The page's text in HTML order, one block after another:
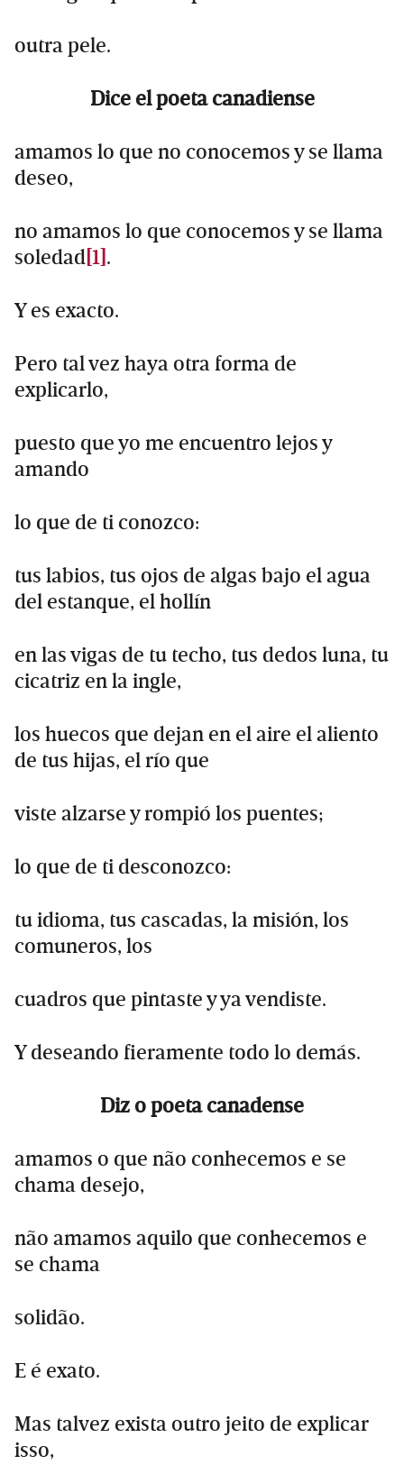
outra pele.
Dice el poeta canadiense
amamos lo que no conocemos y se llama
deseo,
no amamos lo que conocemos y se llama
soledad [1] .
Y es exacto.
Pero tal vez haya otra forma de
explicarlo,
puesto que yo me encuentro lejos y
amando
lo que de ti conozco:
tus labios, tus ojos de algas bajo el agua
del estanque, el hollín
en las vigas de tu techo, tus dedos luna, tu
cicatriz en la ingle,
los huecos que dejan en el aire el aliento
de tus hijas, el río que
viste alzarse y rompió los puentes;
lo que de ti desconozco:
tu idioma, tus cascadas, la misión, los
comuneros, los
cuadros que pintaste y ya vendiste.
Y deseando fieramente todo lo demás.
Diz o poeta canadense
amamos o que não conhecemos e se
chama desejo,
não amamos aquilo que conhecemos e
se chama
solidão.
E é exato.
Mas talvez exista outro jeito de explicar
isso,